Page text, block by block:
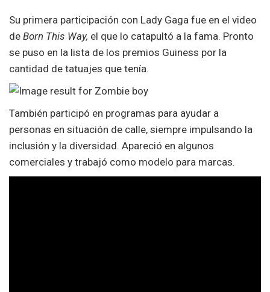
Su primera participación con Lady Gaga fue en el video
de Born This Way, el que lo catapultó a la fama. Pronto
se puso en la lista de los premios Guiness por la
cantidad de tatuajes que tenía.
También participó en programas para ayudar a
personas en situación de calle, siempre impulsando la
inclusión y la diversidad. Apareció en algunos
comerciales y trabajó como modelo para marcas.